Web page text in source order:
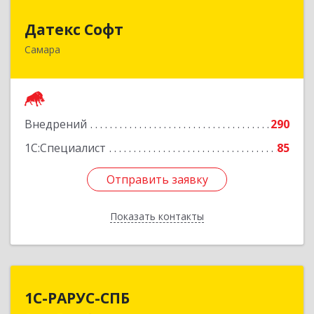
Датекс Софт
Самара
Внедрений
290
1С:Специалист
85
Отправить заявку
Показать контакты
443070, Самарская обл, Самара г, Партизанская
Отправить заявку
Назад
1С-РАРУС-СПБ